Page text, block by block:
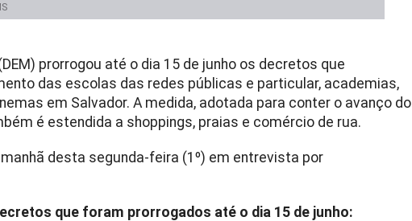
prorrogou até o dia 15 de junho os decretos que
das escolas das redes públicas e particular, academias,
em Salvador. A medida, adotada para conter o avanço do
é estendida a shoppings, praias e comércio de rua.
desta segunda-feira (1º) em entrevista por
que foram prorrogados até o dia 15 de junho: